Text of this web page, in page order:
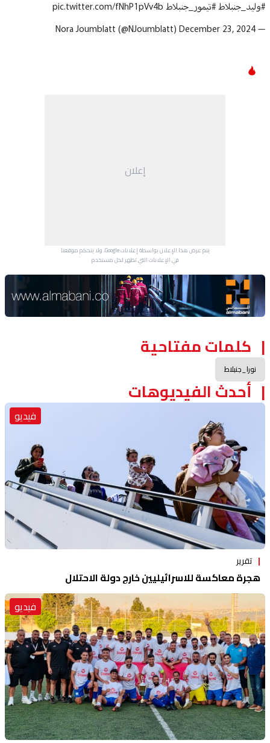
#وليد_جنبلاط#تيمور_جنبلاط pic.twitter.com/fNhP1pVv4b
— Nora Joumblatt (@NJoumblatt)
December 23, 2024
إعلان
يتم عرض هذا الإعلان بواسطة إعلانات Google، ولا يتحكم موقعنا
في الإعلانات التي تظهر لكل مستخدم.
Advertisement Section
كلمات مفتاحية
نورا_جنبلاط
أحدث الفيديوهات
فيديو
تقرير
هجرة معاكسة للاسرائيليين خارج دولة الاحتلال
فيديو